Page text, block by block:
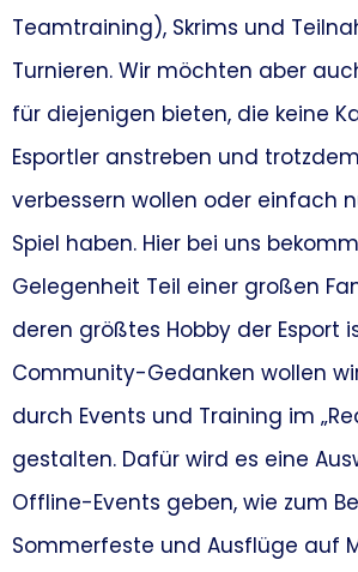
Teamtraining), Skrims und
Turnieren. Wir möchten aber
für diejenigen bieten, die keine
Esportler anstreben und
verbessern wollen oder einfach
Spiel haben. Hier bei uns
Gelegenheit Teil einer großen
deren größtes Hobby der Esport
Community-Gedanken wollen
durch Events und Training im
gestalten. Dafür wird es eine
Offline-Events geben, wie zum
Sommerfeste und Ausflüge auf